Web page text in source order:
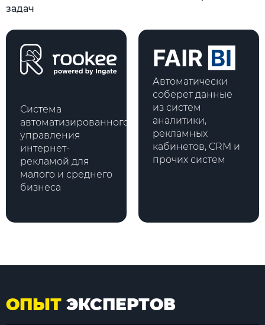
задач
Система
автоматизированного
управления
интернет-
рекламой для
малого и среднего
бизнеса
Автоматически
соберет данные
из систем
аналитики,
рекламных
кабинетов, CRM и
прочих систем
ОПЫТ ЭКСПЕРТОВ